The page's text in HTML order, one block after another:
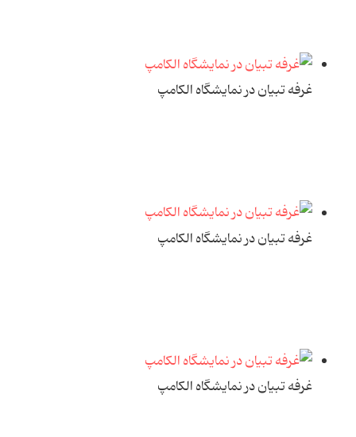
غرفه تبیان در نمایشگاه الکامپ
غرفه تبیان در نمایشگاه الکامپ
غرفه تبیان در نمایشگاه الکامپ